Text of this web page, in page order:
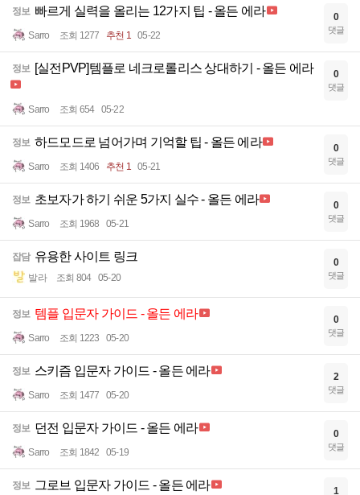
정보 빠르게 실력을 올리는 12가지 팁 - 올든 에라
Sarro 조회 1277 추천 1 05-22
0
댓글
정보 [실전PVP]템플로 네크로롤리스 상대하기 - 올든 에라
Sarro 조회 654 05-22
0
댓글
정보 하드모드로 넘어가며 기억할 팁 - 올든 에라
Sarro 조회 1406 추천 1 05-21
0
댓글
정보 초보자가 하기 쉬운 5가지 실수 - 올든 에라
Sarro 조회 1968 05-21
0
댓글
잡담 유용한 사이트 링크
발라 조회 804 05-20
0
댓글
정보 템플 입문자 가이드 - 올든 에라
Sarro 조회 1223 05-20
0
댓글
정보 스키즘 입문자 가이드 - 올든 에라
Sarro 조회 1477 05-20
2
댓글
정보 던전 입문자 가이드 - 올든 에라
Sarro 조회 1842 05-19
0
댓글
정보 그로브 입문자 가이드 - 올든 에라 1